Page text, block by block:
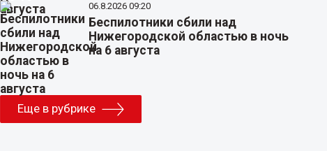
06.8.2026 09:20
Беспилотники сбили над
Нижегородской областью в ночь
на 6 августа
Еще в рубрике